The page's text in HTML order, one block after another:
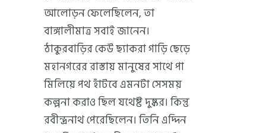
আলোড়ন ফেলেছিলেন, তা
বাঙ্গালীমাত্র সবাই জানেন।
ঠাকুরবাড়ির কেউ ছ্যাকরা গাড়ি ছেড়ে
মহানগরের রাস্তায় মানুষের সাথে পা
মিলিয়ে পথ হাঁটবে এমনটা সেসময়
কল্পনা করাও ছিল যথেষ্ট দুষ্কর। কিন্তু
রবীন্দ্রনাথ পেরেছিলেন। তিনি এদ্দিন